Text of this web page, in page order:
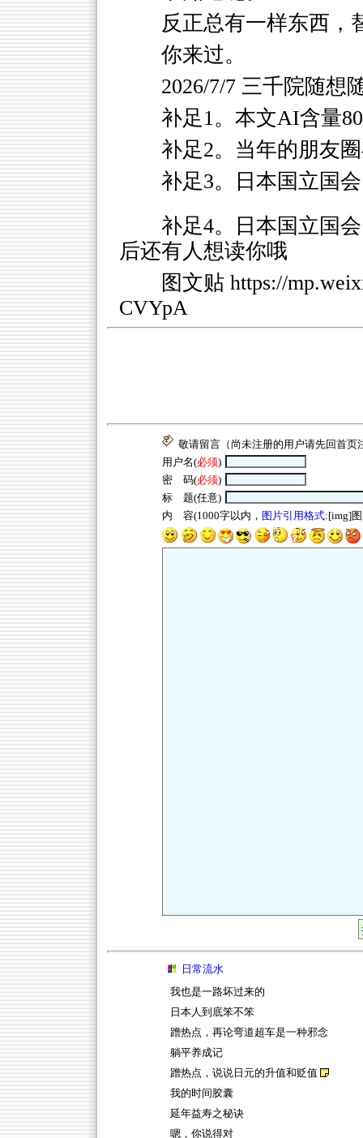
反正总有一样东西，
你来过。
2026/7/7 三千院随想
补足1。本文AI含量
补足2。当年的朋友
补足3。日本国立国
补足4。日本国立国
后还有人想读你哦
图文贴 https://
CVYpA
敬请留言（尚未注册的用户请先回首页
用户名(必须)
密 码(必须)
标 题(任意)
内 容(1000字以内， 图片引用格式:[img]
日常流水
我也是一路坏过来的
日本人到底笨不笨
蹭热点，再论弯道超车是一种邪念
躺平养成记
蹭热点，说说日元的升值和贬值
我的时间胶囊
延年益寿之秘诀
嗯，你说得对